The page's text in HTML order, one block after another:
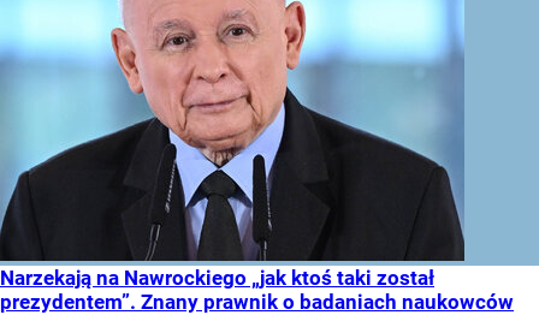
Narzekają na Nawrockiego „jak ktoś taki został
prezydentem”. Znany prawnik o badaniach naukowców